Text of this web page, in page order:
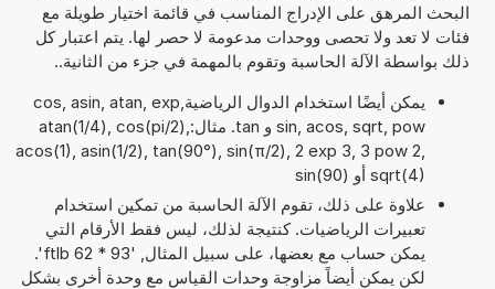
البحث المرهق على الإدراج المناسب في قائمة اختيار طويلة مع
فئات لا تعد ولا تحصى ووحدات مدعومة لا حصر لها. يتم اعتبار كل
ذلك بواسطة الآلة الحاسبة وتقوم بالمهمة في جزء من الثانية..
يمكن أيضًا استخدام الدوال الرياضيةcos, asin, atan, exp,
sin, acos, sqrt, pow و tan. مثال:atan(1/4), cos(pi/2),
acos(1), asin(1/2), tan(90°), sin(π/2), 2 exp 3, 3 pow 2,
sqrt(4) أو sin(90)
علاوة على ذلك، تقوم الآلة الحاسبة من تمكين استخدام
تعبيرات الرياضيات. كنتيجة لذلك، ليس فقط الأرقام التي
يمكن حساب مع بعضها، على سبيل المثال, '93 * 62 ftlb'.
لكن يمكن أيضاً مزاوجة وحدات القياس مع وحدة أخرى بشكل